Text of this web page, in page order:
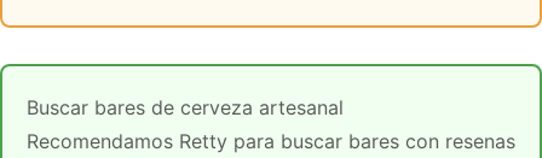
Buscar bares de cerveza artesanal
Recomendamos Retty para buscar bares con resenas